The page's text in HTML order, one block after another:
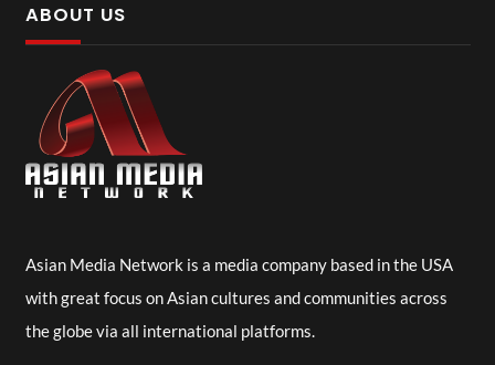
ABOUT US
Asian Media Network is a media company based in the USA
with great focus on Asian cultures and communities across
the globe via all international platforms.